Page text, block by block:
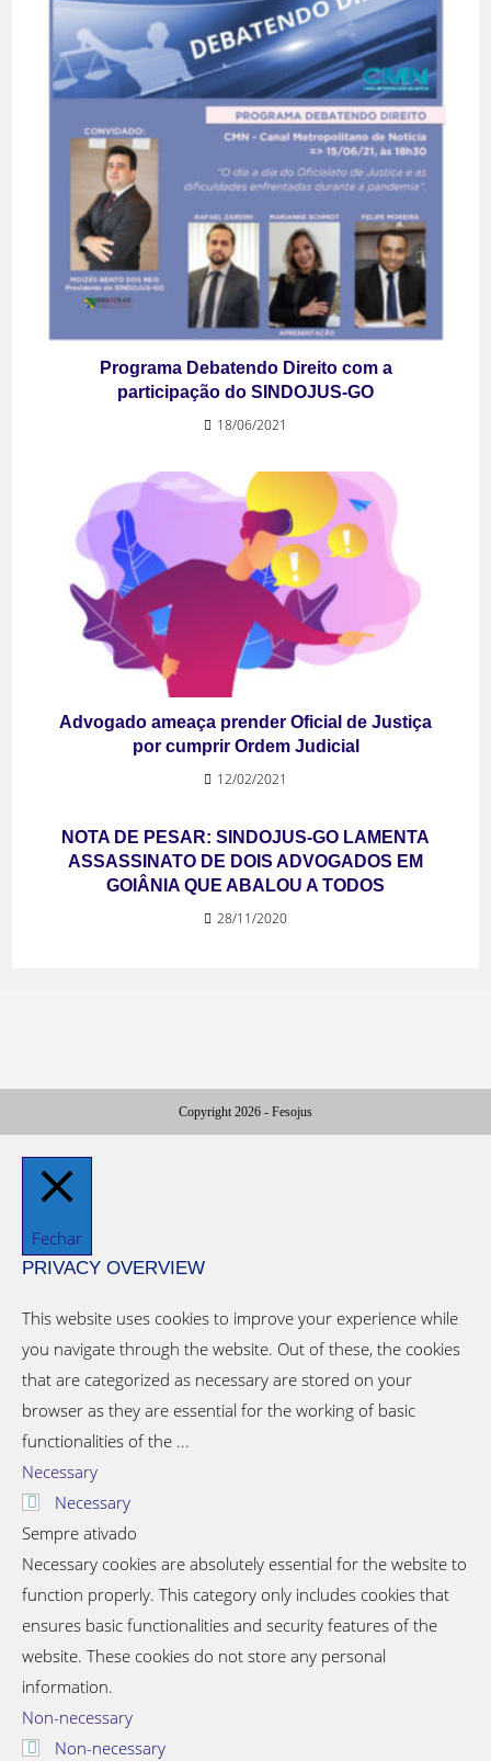
Programa Debatendo Direito com a
participação do SINDOJUS-GO
18/06/2021
Advogado ameaça prender Oficial de Justiça
por cumprir Ordem Judicial
12/02/2021
NOTA DE PESAR: SINDOJUS-GO LAMENTA
ASSASSINATO DE DOIS ADVOGADOS EM
GOIÂNIA QUE ABALOU A TODOS
28/11/2020
Copyright 2026 - Fesojus
Fechar
PRIVACY OVERVIEW
This website uses cookies to improve your experience while
you navigate through the website. Out of these, the cookies
that are categorized as necessary are stored on your
browser as they are essential for the working of basic
functionalities of the ...
Necessary
Necessary
Sempre ativado
Necessary cookies are absolutely essential for the website to
function properly. This category only includes cookies that
ensures basic functionalities and security features of the
website. These cookies do not store any personal
information.
Non-necessary
Non-necessary